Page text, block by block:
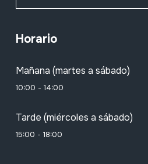
Horario
Mañana (martes a sábado)
10:00 - 14:00
Tarde (miércoles a sábado)
15:00 - 18:00